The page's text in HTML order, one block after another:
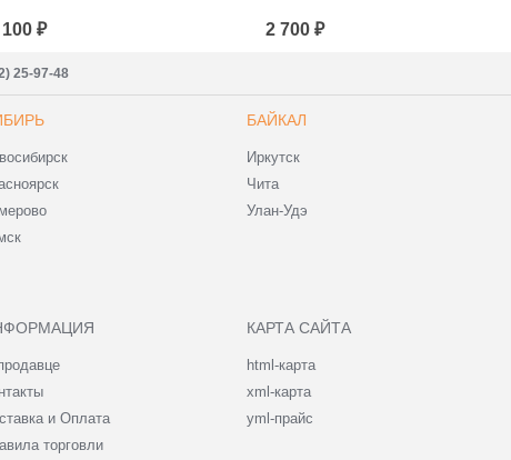
₽ 2 700 ₽
25-97-48
БАЙКАЛ
Иркутск
Чита
Улан-Удэ
и Оплата
торговли
КАРТА САЙТА
html-карта
xml-карта
yml-прайс